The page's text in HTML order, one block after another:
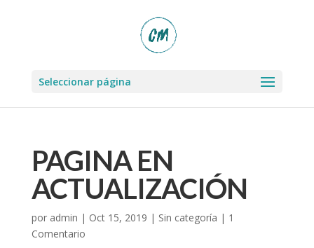
Seleccionar página
PAGINA EN
ACTUALIZACIÓN
por admin | Oct 15, 2019 | Sin categoría | 1
Comentario